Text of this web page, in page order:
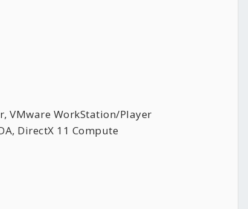
VMware WorkStation/Player
DirectX 11 Compute